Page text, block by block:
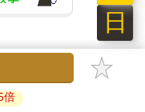
獲電話要求您前往
騙上當！
倍
日